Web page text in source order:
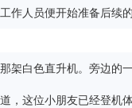
作人员便开始准备后续的
架白色直升机。旁边的
，这位小朋友已经登机